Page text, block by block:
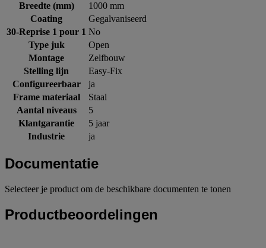
Breedte (mm)
1000 mm
Coating
Gegalvaniseerd
30-Reprise 1 pour 1 No
Type juk
Open
Montage
Zelfbouw
Stelling lijn
Easy-Fix
Configureerbaar
ja
Frame materiaal
Staal
Aantal niveaus
5
Klantgarantie
5 jaar
Industrie
ja
Documentatie
Selecteer je product om de beschikbare documenten te tonen
Productbeoordelingen